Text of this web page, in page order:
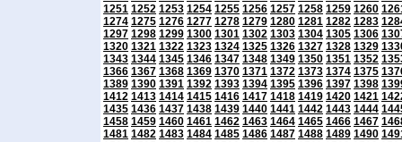
1251 1252 1253 1254 1255 1256 1257 1258 1259 1260
1274 1275 1276 1277 1278 1279 1280 1281 1282 1283
1297 1298 1299 1300 1301 1302 1303 1304 1305 1306
1320 1321 1322 1323 1324 1325 1326 1327 1328 1329
1343 1344 1345 1346 1347 1348 1349 1350 1351 1352
1366 1367 1368 1369 1370 1371 1372 1373 1374 1375
1389 1390 1391 1392 1393 1394 1395 1396 1397 1398
1412 1413 1414 1415 1416 1417 1418 1419 1420 1421
1435 1436 1437 1438 1439 1440 1441 1442 1443 1444
1458 1459 1460 1461 1462 1463 1464 1465 1466 1467
1481 1482 1483 1484 1485 1486 1487 1488 1489 1490